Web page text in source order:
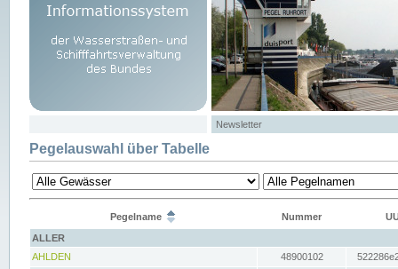
Newsletter
Pegelauswahl über Tabelle
Pegelname Nummer
ALLER
AHLDEN
48900102